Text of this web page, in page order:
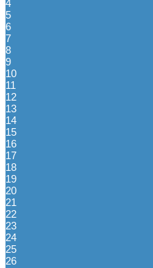
4
5
6
7
8
9
10
11
12
13
14
15
16
17
18
19
20
21
22
23
24
25
26